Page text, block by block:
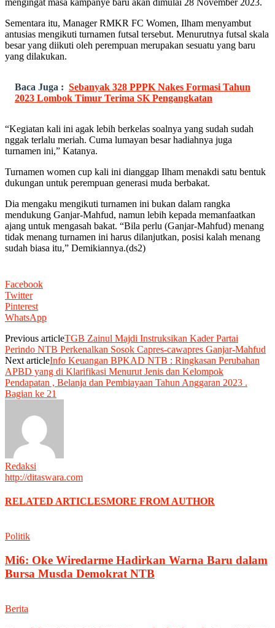
Sementara itu, Manager RMKR FC Women, Ilham menyambut
antusias mengikuti turnamen futsal tersebut. Menurutnya futsal skala
besar yang diikuti oleh perempuan merupakan sesuatu yang baru
yang dilakukan.
Baca Juga : Sebanyak 328 PPPK Nakes Formasi Tahun
2023 Lombok Timur Terima SK Pengangkatan
“Kegiatan kali ini agak lebih berkelas soalnya yang sudah sudah
nggak terlalu meriah. Cuma lumayan besar hadiahnya juga
turnamen ini,” Katanya.
Turnamen women cup kali ini dianggap Ilham menakdi satu bentuk
dukungan untuk perempuan generasi muda berbakat.
Dia mengaku mengikuti turnamen ini bukan dalam rangka
mendukung Ganjar-Mahfud, namun lebih kepada memanfaatkan
ajang untuk mengasah bakat. “Bila perlu (Ganjar-Mahfud) menang
tidak menang turnamen ini harus dilanjutkan, posisi kalah menang
sudah biasa itu,” Demikiannya.(ds2)
Facebook
Twitter
Pinterest
WhatsApp
Previous articleTGB Zainul Majdi Instruksikan Kader Partai
Perindo NTB Perkenalkan Sosok Capres-cawapres Ganjar-Mahfud
Next articleInfo Keuangan BPKAD NTB : Ringkasan Perubahan
APBD yang di Klarifikasi Menurut Jenis dan Kelompok
Pendapatan , Belanja dan Pembiayaan Tahun Anggaran 2023 .
Bagian ke 21
Redaksi
http://ditaswara.com
RELATED ARTICLESMORE FROM AUTHOR
Politik
Mi6: Oke Wiredarme Hadirkan Warna Baru dalam
Bursa Musda Demokrat NTB
Berita